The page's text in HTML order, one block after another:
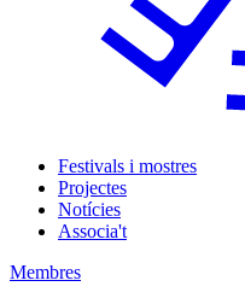
Festivals i mostres
Projectes
Notícies
Associa't
Membres